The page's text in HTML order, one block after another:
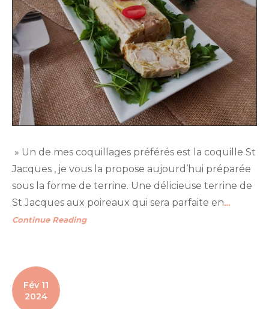
» Un de mes coquillages préférés est la coquille St
Jacques , je vous la propose aujourd’hui préparée
sous la forme de terrine. Une délicieuse terrine de
St Jacques aux poireaux qui sera parfaite en…
Continue Reading
Fév 11
2024